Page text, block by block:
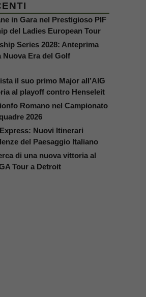
in Gara nel Prestigioso PIF
del Ladies European Tour
Series 2028: Anteprima
Nuova Era del Golf
il suo primo Major all’AIG
al playoff contro Henseleit
Romano nel Campionato
2026
Nuovi Itinerari
del Paesaggio Italiano
di una nuova vittoria al
Tour a Detroit